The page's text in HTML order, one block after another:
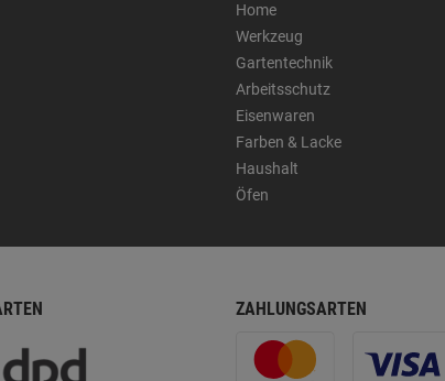
Home
Werkzeug
Gartentechnik
Arbeitsschutz
Eisenwaren
Farben & Lacke
Haushalt
Öfen
ZAHLUNGSARTEN